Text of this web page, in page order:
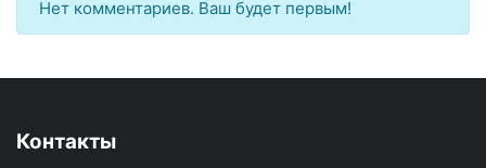
Нет комментариев. Ваш будет первым!
Контакты